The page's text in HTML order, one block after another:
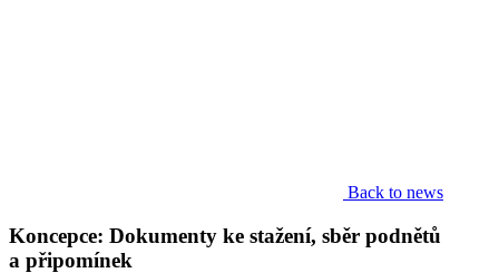
Back to news
Koncepce: Dokumenty ke stažení, sběr podnětů
a připomínek